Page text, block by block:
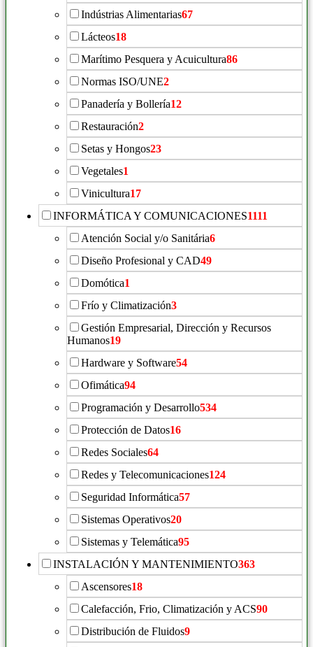
Indústrias Alimentarias67
Lácteos18
Marítimo Pesquera y Acuicultura86
Normas ISO/UNE2
Panadería y Bollería12
Restauración2
Setas y Hongos23
Vegetales1
Vinicultura17
INFORMÁTICA Y COMUNICACIONES1111
Atención Social y/o Sanitária6
Diseño Profesional y CAD49
Domótica1
Frío y Climatización3
Gestión Empresarial, Dirección y Recursos
Humanos19
Hardware y Software54
Ofimática94
Programación y Desarrollo534
Protección de Datos16
Redes Sociales64
Redes y Telecomunicaciones124
Seguridad Informática57
Sistemas Operativos20
Sistemas y Telemática95
INSTALACIÓN Y MANTENIMIENTO363
Ascensores18
Calefacción, Frio, Climatización y ACS90
Distribución de Fluidos9